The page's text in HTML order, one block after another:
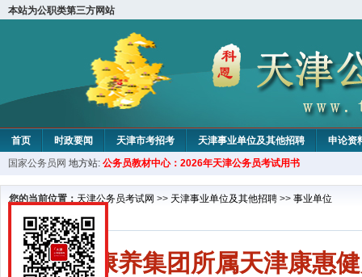
本站为公职类第三方网站
首页 时政要闻 天津市考招考 天津事业单位及其他招聘 申论资
教材中心
国家公务员网 地方站: 公务员教材中心：2026年天津公务员考试用书
您的当前位置： 天津公务员考试网 >> 天津事业单位及其他招聘 >> 事业单位
天津康养集团所属天津康惠